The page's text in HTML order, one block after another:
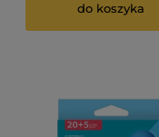
do koszyka